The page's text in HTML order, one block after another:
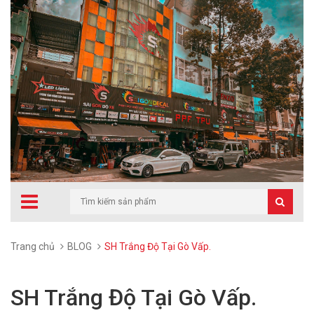
Trang chủ BLOG SH Trắng Độ Tại Gò Vấp.
SH Trắng Độ Tại Gò Vấp.